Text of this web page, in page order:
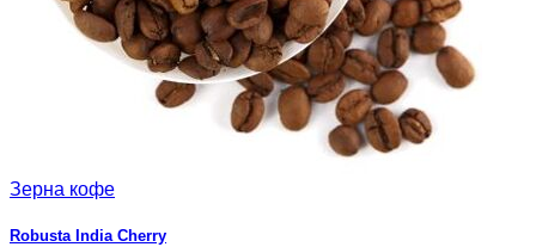
Зерна кофе
Robusta India Cherry